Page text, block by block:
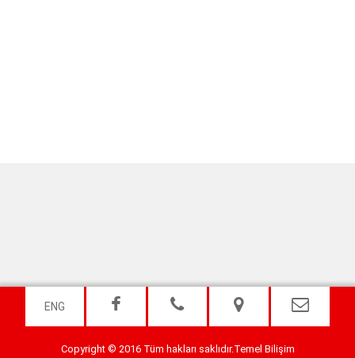
ENG
Copyright © 2016 Tüm hakları saklıdır.Temel Bilişim